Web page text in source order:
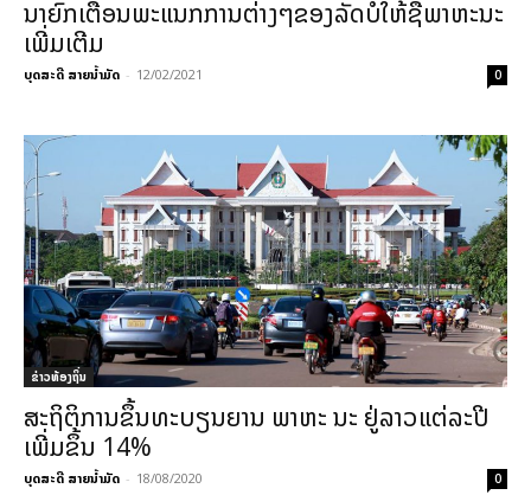
ນາຍົກເຕືອນພະແນກການຕ່າງໆຂອງລັດບໍ່ໃຫ້ຊື້ພາຫະນະ
ເພີ່ມເຕີມ
ບຸດສະດີ ສາຍນ້ຳມັດ - 12/02/2021 0
ຂ່າວທ້ອງຖິ່ນ
ສະຖິຕິການຂຶ້ນທະບຽນຍານ ພາຫະ ນະ ຢູ່ລາວແຕ່ລະປີ
ເພີ່ມຂຶ້ນ 14%
ບຸດສະດີ ສາຍນ້ຳມັດ - 18/08/2020 0